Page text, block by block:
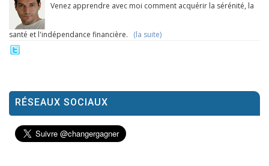
Venez apprendre avec moi comment acquérir la sérénité, la
santé et l'indépendance financière. (la suite)
RÉSEAUX SOCIAUX